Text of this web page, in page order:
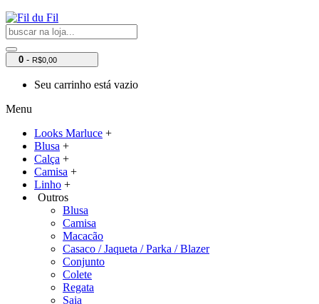
0 - R$0,00
Seu carrinho está vazio
Menu
Looks Marluce +
Blusa +
Calça +
Camisa +
Linho +
Outros
Blusa
Camisa
Macacão
Casaco / Jaqueta / Parka / Blazer
Conjunto
Colete
Regata
Saia